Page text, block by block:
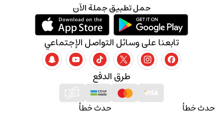
حدث خطأ حدث خطأ
طرق الدفع
تابعنا على وسائل التواصل الإجتماعي
حمل تطبيق جملة الآن